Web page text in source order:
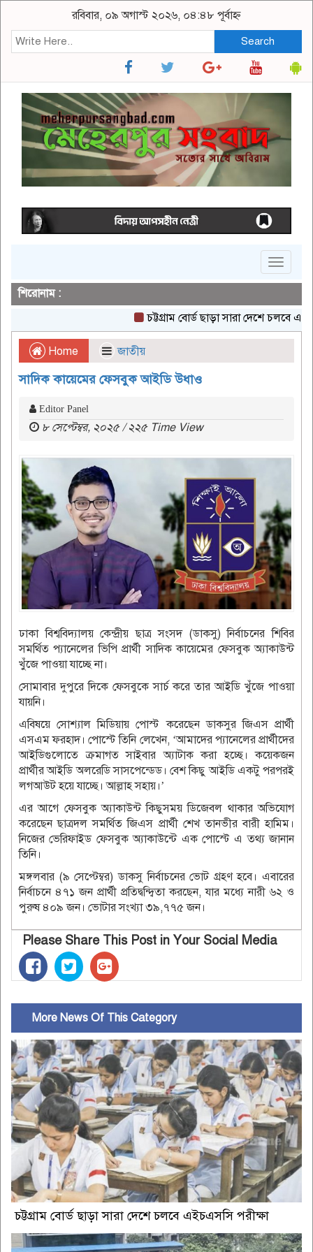
রবিবার, ০৯ অগাস্ট ২০২৬, ০৪:৪৮ পূর্বাহ্ন
Search
Toggle
শিরোনাম :
চট্টগ্রাম বোর্ড ছাড়া সারা দেশে চলবে
Home জাতীয়
সাদিক কায়েমের ফেসবুক আইডি উধাও
Editor Panel
৮ সেপ্টেম্বর, ২০২৫ / ২২৫ Time View
ঢাকা বিশ্ববিদ্যালয় কেন্দ্রীয় ছাত্র সংসদ (ডাকসু) নির্বাচনের শিবির
সমর্থিত প্যানেলের ভিপি প্রার্থী সাদিক কায়েমের ফেসবুক অ্যাকাউন্ট
খুঁজে পাওয়া যাচ্ছে না।
সোমাবার দুপুরে দিকে ফেসবুকে সার্চ করে তার আইডি খুঁজে পাওয়া
যায়নি।
এবিষয়ে সোশ্যাল মিডিয়ায় পোস্ট করেছেন ডাকসুর জিএস প্রার্থী
এসএম ফরহাদ। পোস্টে তিনি লেখেন, ‘আমাদের প্যানেলের প্রার্থীদের
আইডিগুলোতে ক্রমাগত সাইবার অ্যাটাক করা হচ্ছে। কয়েকজন
প্রার্থীর আইডি অলরেডি সাসপেন্ডেড। বেশ কিছু আইডি একটু পরপরই
লগআউট হয়ে যাচ্ছে। আল্লাহ সহায়।’
এর আগে ফেসবুক অ্যাকাউন্ট কিছুসময় ডিজেবল থাকার অভিযোগ
করেছেন ছাত্রদল সমর্থিত জিএস প্রার্থী শেখ তানভীর বারী হামিম।
নিজের ভেরিফাইড ফেসবুক অ্যাকাউন্টে এক পোস্টে এ তথ্য জানান
তিনি।
মঙ্গলবার (৯ সেপ্টেম্বর) ডাকসু নির্বাচনের ভোট গ্রহণ হবে। এবারের
নির্বাচনে ৪৭১ জন প্রার্থী প্রতিদ্বন্দ্বিতা করছেন, যার মধ্যে নারী ৬২ ও
পুরুষ ৪০৯ জন। ভোটার সংখ্যা ৩৯,৭৭৫ জন।
Please Share This Post in Your Social Media
More News Of This Category
চট্টগ্রাম বোর্ড ছাড়া সারা দেশে চলবে এইচএসসি পরীক্ষা